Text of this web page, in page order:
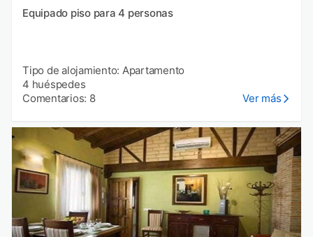
Equipado piso para 4 personas
Tipo de alojamiento: Apartamento
4 huéspedes
Comentarios: 8
Ver más